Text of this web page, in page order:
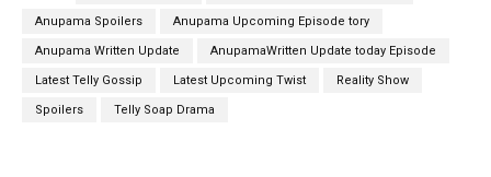
Anupama Spoilers Anupama Upcoming Episode tory
Anupama Written Update AnupamaWritten Update today Episode
Latest Telly Gossip Latest Upcoming Twist Reality Show
Spoilers Telly Soap Drama